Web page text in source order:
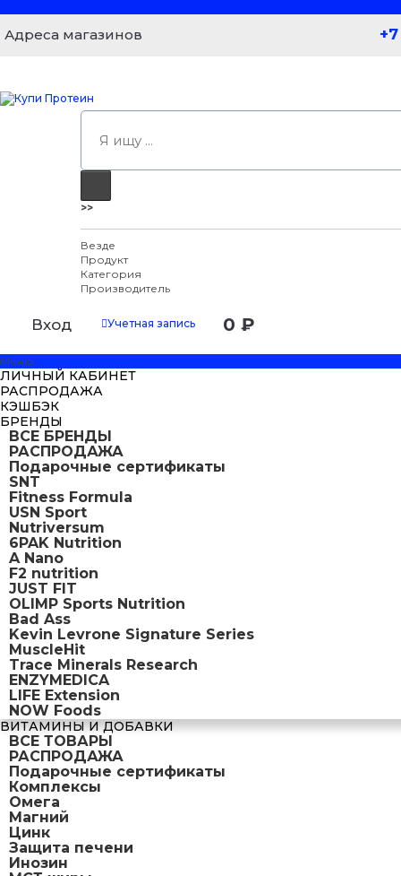
Адреса магазинов
>>
Везде
Продукт
Категория
Производитель
Вход Учетная запись 0 ₽
Меню
ЛИЧНЫЙ КАБИНЕТ
РАСПРОДАЖА
КЭШБЭК
БРЕНДЫ
ВСЕ БРЕНДЫ
РАСПРОДАЖА
Подарочные сертификаты
SNT
Fitness Formula
USN Sport
Nutriversum
6PAK Nutrition
A Nano
F2 nutrition
JUST FIT
OLIMP Sports Nutrition
Bad Ass
Kevin Levrone Signature Series
MuscleHit
Trace Minerals Research
ENZYMEDICA
LIFE Extension
NOW Foods
ВИТАМИНЫ И ДОБАВКИ
ВСЕ ТОВАРЫ
РАСПРОДАЖА
Подарочные сертификаты
Комплексы
Омега
Магний
Цинк
Защита печени
Инозин